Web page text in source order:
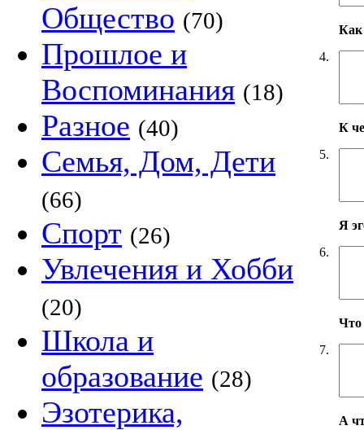
Общество (70)
Прошлое и
Воспоминания (18)
Разное (40)
Семья, Дом, Дети
(66)
Спорт (26)
Увлечения и Хобби
(20)
Школа и
образование (28)
Эзотерика,
4.
Как
5.
К
6.
Я
7.
Что
А